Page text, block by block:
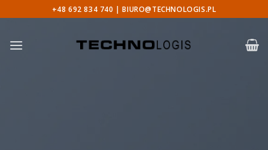
to
+48 692 834 740 |BIURO@TECHNOLOGIS.PL